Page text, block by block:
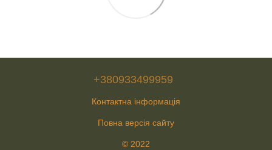
+380933499959
Контактна інформація
Повна версія сайту
© 2022